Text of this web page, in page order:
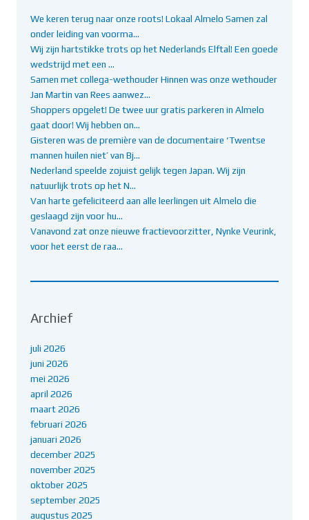
We keren terug naar onze roots! Lokaal Almelo Samen zal
onder leiding van voorma…
Wij zijn hartstikke trots op het Nederlands Elftal! Een goede
wedstrijd met een …
Samen met collega-wethouder Hinnen was onze wethouder
Jan Martin van Rees aanwez…
Shoppers opgelet! De twee uur gratis parkeren in Almelo
gaat door! Wij hebben on…
Gisteren was de première van de documentaire ‘Twentse
mannen huilen niet’ van Bj…
Nederland speelde zojuist gelijk tegen Japan. Wij zijn
natuurlijk trots op het N…
Van harte gefeliciteerd aan alle leerlingen uit Almelo die
geslaagd zijn voor hu…
Vanavond zat onze nieuwe fractievoorzitter, Nynke Veurink,
voor het eerst de raa…
Archief
juli 2026
juni 2026
mei 2026
april 2026
maart 2026
februari 2026
januari 2026
december 2025
november 2025
oktober 2025
september 2025
augustus 2025